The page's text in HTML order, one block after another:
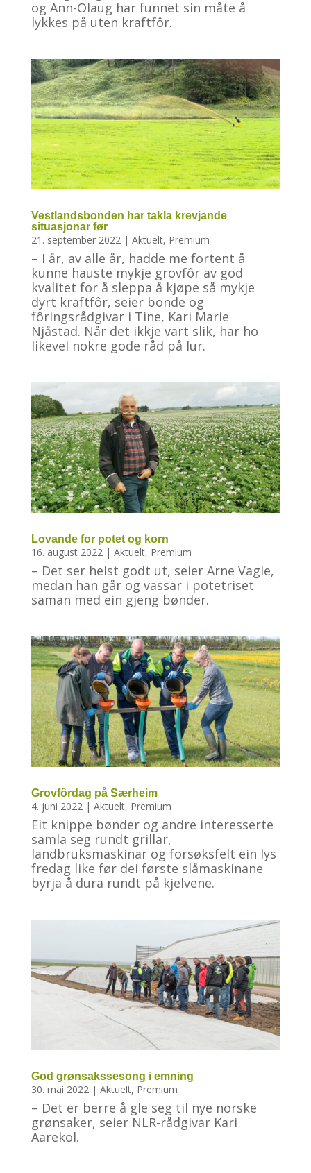
og Ann-Olaug har funnet sin måte å
lykkes på uten kraftfôr.
Vestlandsbonden har takla krevjande
situasjonar før
21. september 2022 | Aktuelt, Premium
– I år, av alle år, hadde me fortent å
kunne hauste mykje grovfôr av god
kvalitet for å sleppa å kjøpe så mykje
dyrt kraftfôr, seier bonde og
fôringsrådgivar i Tine, Kari Marie
Njåstad. Når det ikkje vart slik, har ho
likevel nokre gode råd på lur.
Lovande for potet og korn
16. august 2022| Aktuelt, Premium
– Det ser helst godt ut, seier Arne Vagle,
medan han går og vassar i potetriset
saman med ein gjeng bønder.
Grovfôrdag på Særheim
4. juni 2022| Aktuelt, Premium
Eit knippe bønder og andre interesserte
samla seg rundt grillar,
landbruksmaskinar og forsøksfelt ein lys
fredag like før dei første slåmaskinane
byrja å dura rundt på kjelvene.
God grønsakssesong i emning
30. mai 2022| Aktuelt, Premium
– Det er berre å gle seg til nye norske
grønsaker, seier NLR-rådgivar Kari
Aarekol.